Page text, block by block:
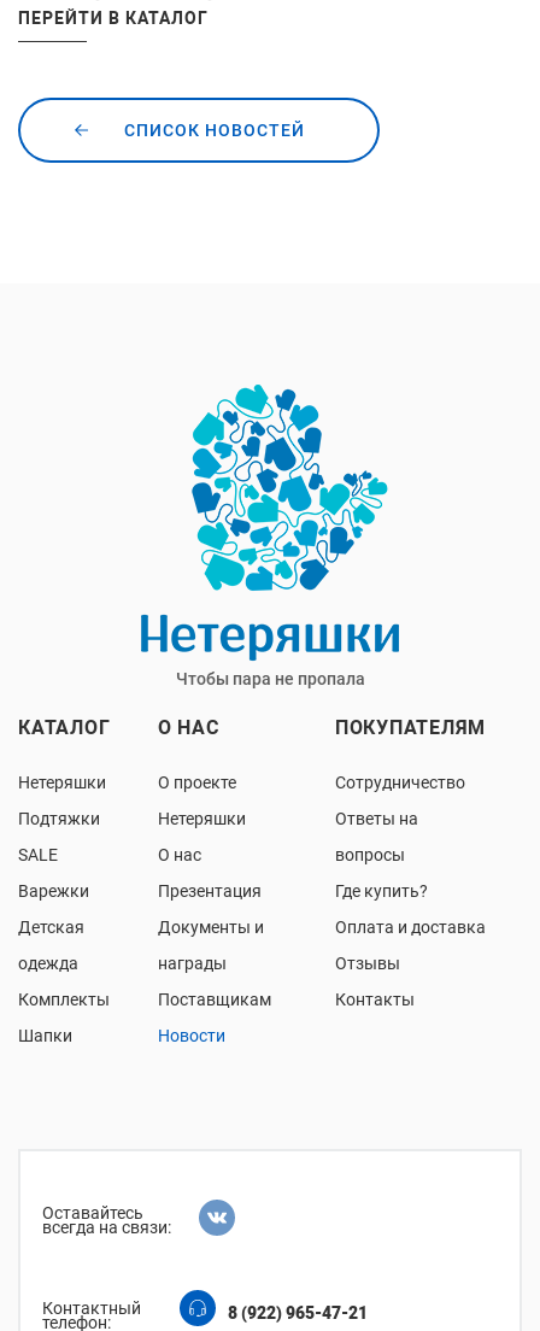
ПЕРЕЙТИ В КАТАЛОГ
СПИСОК НОВОСТЕЙ
Чтобы пара не пропала
КАТАЛОГ
Нетеряшки
Подтяжки
SALE
Варежки
Детская
одежда
Комплекты
Шапки
О НАС
О проекте
Нетеряшки
О нас
Презентация
Документы и
награды
Поставщикам
Новости
ПОКУПАТЕЛЯМ
Сотрудничество
Ответы на
вопросы
Где купить?
Оплата и доставка
Отзывы
Контакты
Оставайтесь
всегда на связи:
Контактный
телефон: 8 (922) 965-47-21